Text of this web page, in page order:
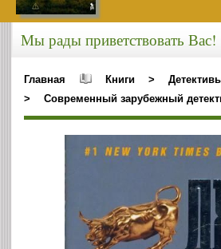
Мы рады приветствовать Вас!
Главная Книги >
>
Современный зарубежный